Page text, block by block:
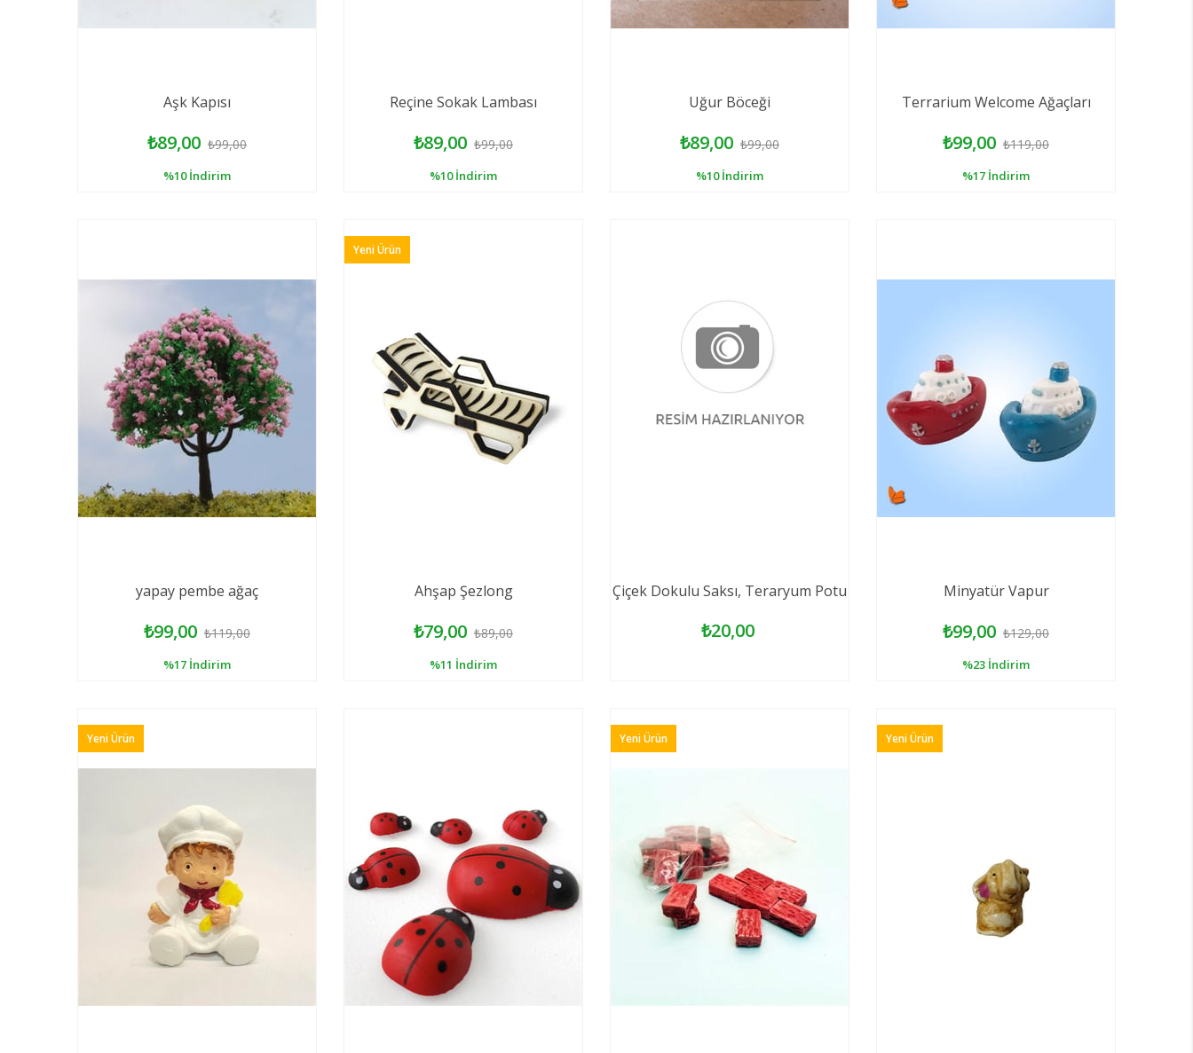
Aşk Kapısı
₺89,00 ₺99,00
%10 İndirim
Reçine Sokak Lambası
₺89,00 ₺99,00
%10 İndirim
Uğur Böceği
₺89,00 ₺99,00
%10 İndirim
Terrarium Welcome Ağaçları
₺99,00 ₺119,00
%17 İndirim
yapay pembe ağaç
₺99,00 ₺119,00
%17 İndirim
Ahşap Şezlong
₺79,00 ₺89,00
%11 İndirim
Yeni Ürün
Çiçek Dokulu Saksı, Teraryum Potu
₺20,00
Minyatür Vapur
₺99,00 ₺129,00
%23 İndirim
Yeni Ürün Yeni Ürün Yeni Ürün